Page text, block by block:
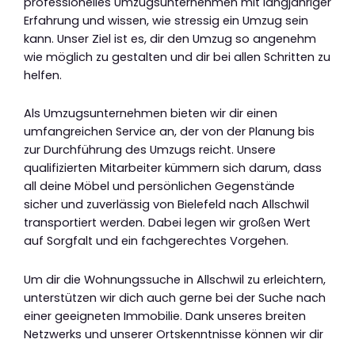
Erfahrung und wissen, wie stressig ein Umzug sein
kann. Unser Ziel ist es, dir den Umzug so angenehm
wie möglich zu gestalten und dir bei allen Schritten zu
helfen.
Als Umzugsunternehmen bieten wir dir einen
umfangreichen Service an, der von der Planung bis
zur Durchführung des Umzugs reicht. Unsere
qualifizierten Mitarbeiter kümmern sich darum, dass
all deine Möbel und persönlichen Gegenstände
sicher und zuverlässig von Bielefeld nach Allschwil
transportiert werden. Dabei legen wir großen Wert
auf Sorgfalt und ein fachgerechtes Vorgehen.
Um dir die Wohnungssuche in Allschwil zu erleichtern,
unterstützen wir dich auch gerne bei der Suche nach
einer geeigneten Immobilie. Dank unseres breiten
Netzwerks und unserer Ortskenntnisse können wir dir